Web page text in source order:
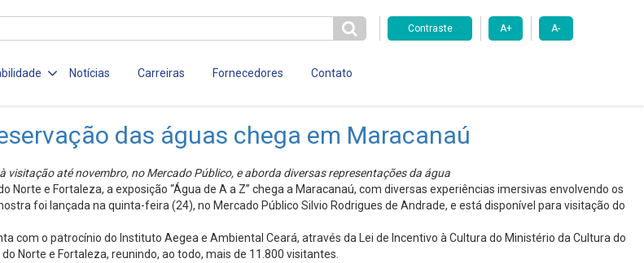
Contraste A+ A-
Notícias Carreiras Fornecedores Contato
das águas chega em Maracanaú
visitação até novembro, no Mercado Público, e aborda diversas representações da água
e Fortaleza, a exposição “Água de A a Z” chega a Maracanaú, com diversas experiências imersivas envolvendo os
foi lançada na quinta-feira (24), no Mercado Público Silvio Rodrigues de Andrade, e está disponível para visitação do
com o patrocínio do Instituto Aegea e Ambiental Ceará, através da Lei de Incentivo à Cultura do Ministério da Cultura do
Norte e Fortaleza, reunindo, ao todo, mais de 11.800 visitantes.